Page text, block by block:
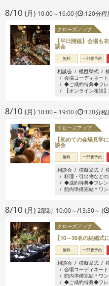
8/10 (月) 10:00～16:00 ( :120分程
クローズアップ
【平日開催】会場も
談会
無料 一部要予約
相談会 模擬挙式
会場コーディネート
◆ご成約特典◆フレ
【オンライン相談
8/10 (月) 10:00～19:00 ( :120分程
クローズアップ
【初めての会場見学
談会
無料 一部要予約
相談会 模擬挙式
料理・引出物など
◆成約特典◆フレン
館内準備完結＊ワ
8/10 (月) 2部制 10:00～/13:30～ (
クローズアップ
【10～30名の結婚式
無料 一部要予約
相談会 模擬挙式
会場コーディネート
館内準備完結＊ワ
◆ご成約特典◆フレ